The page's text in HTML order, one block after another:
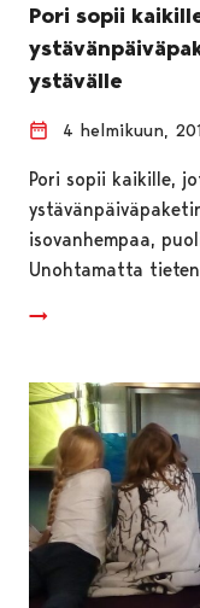
Pori sopii
ystävälle
4 helmikuun,
Pori sopii kaikille,
isovanhempaa,
Unohtamatta